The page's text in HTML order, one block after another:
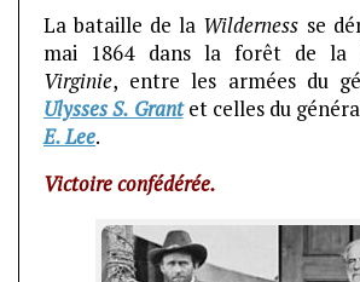
La bataille de la Wilderness se
mai 1864 dans la forêt de la
Virginie, entre les armées du
Ulysses S. Grantet celles du
E. Lee.
Victoire confédérée.